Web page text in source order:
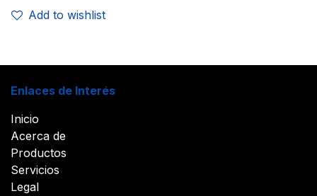
Add to wishlist
Enlaces de Interés
Inicio
Acerca de
Productos
Servicios
Legal